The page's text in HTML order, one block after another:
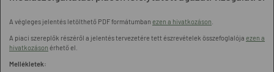
A végleges jelentés letölthető PDF formátumban ezen a hivatkozáson
A piaci szereplők részéről a jelentés tervezetére tett észrevételek összefoglalója ezen a
hivatkozáson érhető el.
Mellékletek: